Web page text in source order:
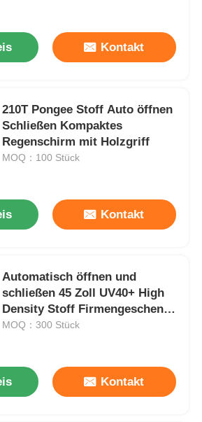
Kontakt
210T Pongee Stoff Auto öffnen
Schließen Kompaktes
Regenschirm mit Holzgriff
MOQ：100 Stück
Kontakt
Automatisch öffnen und
schließen 45 Zoll UV40+ High
Density Stoff Firmengeschenk
Schirm mit Screen Print Logo
MOQ：300 Stück
Kontakt